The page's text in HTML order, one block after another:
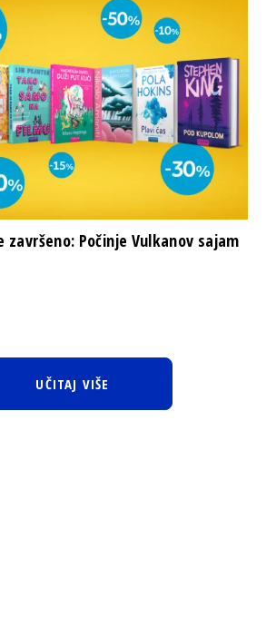
završeno: Počinje Vulkanov sajam
UČITAJ VIŠE